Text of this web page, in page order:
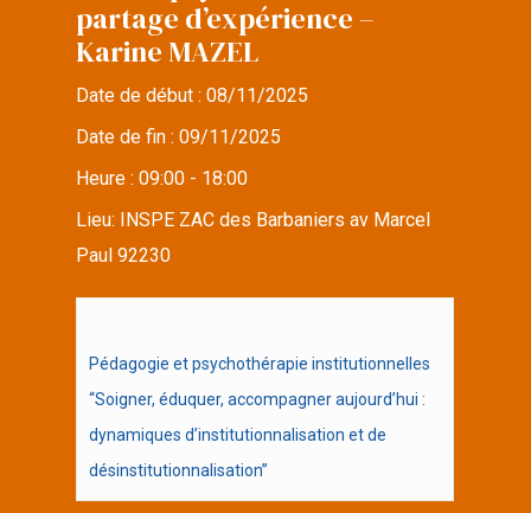
partage d’expérience –
Karine MAZEL
Date de début :08/11/2025
Date de fin :09/11/2025
Heure :09:00 - 18:00
Lieu:
INSPE ZAC des Barbaniers av Marcel
Paul 92230
Pédagogie et psychothérapie institutionnelles
“Soigner, éduquer, accompagner aujourd’hui :
dynamiques d’institutionnalisation et de
désinstitutionnalisation”